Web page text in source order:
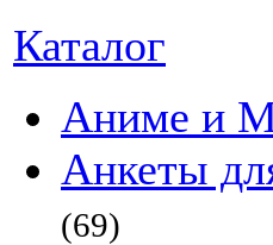
Каталог
Аниме и
Анкеты
(69)